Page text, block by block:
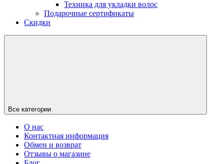
Техника для укладки волос
Подарочные сертификаты
Скидки
Все категории
О нас
Контактная информация
Обмен и возврат
Отзывы о магазине